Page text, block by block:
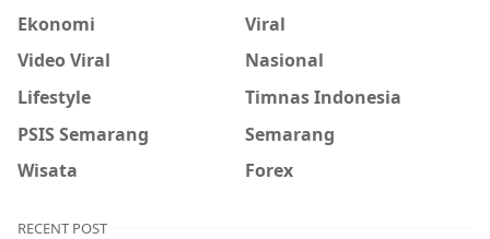
Ekonomi
Viral
Video Viral
Nasional
Lifestyle
Timnas Indonesia
PSIS Semarang
Semarang
Wisata
Forex
RECENT POST